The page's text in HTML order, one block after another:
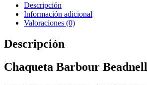
Descripción
Información adicional
Valoraciones (0)
Descripción
Chaqueta Barbour Beadnell